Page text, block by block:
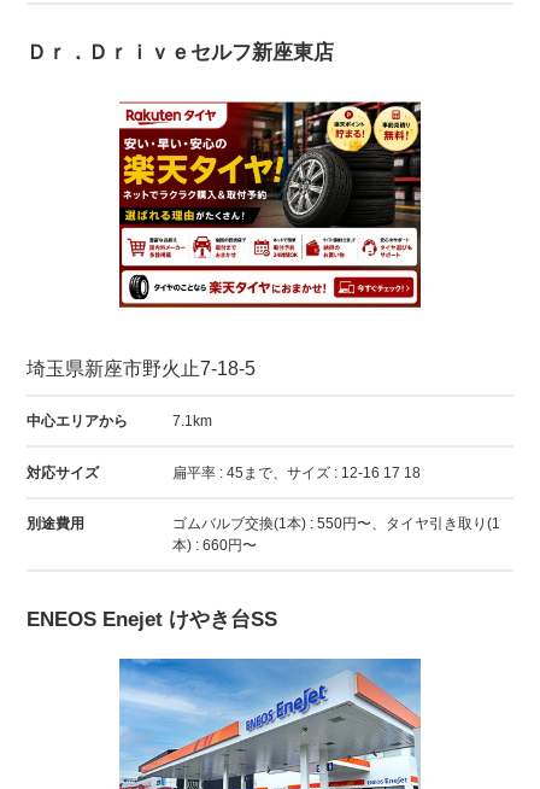
Ｄｒ．Ｄｒｉｖｅセルフ新座東店
埼玉県新座市野火止7-18-5
中心エリアから 7.1km
対応サイズ 扁平率 : 45まで、サイズ : 12-16 17 18
別途費用
ゴムバルブ交換(1本) : 550円〜、タイヤ引き取り(1
本) : 660円〜
ENEOS Enejet けやき台SS